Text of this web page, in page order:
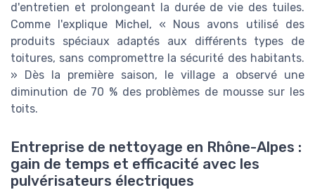
d'entretien et prolongeant la durée de vie des tuiles.
Comme l'explique Michel, « Nous avons utilisé des
produits spéciaux adaptés aux différents types de
toitures, sans compromettre la sécurité des habitants.
» Dès la première saison, le village a observé une
diminution de 70 % des problèmes de mousse sur les
toits.
Entreprise de nettoyage en Rhône-Alpes :
gain de temps et efficacité avec les
pulvérisateurs électriques